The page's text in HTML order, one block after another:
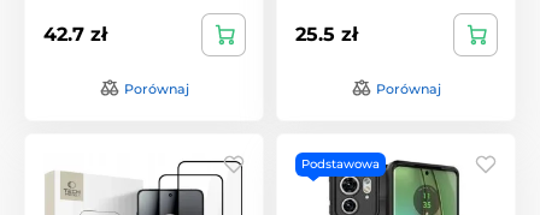
42.7 zł
Porównaj
25.5 zł
Porównaj
Podstawowa